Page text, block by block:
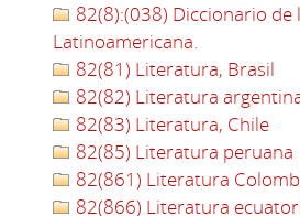
82(8):(038) Diccionario
Latinoamericana.
82(81) Literatura, Brasil
82(82) Literatura
82(83) Literatura, Chile
82(85) Literatura peruana
82(861) Literatura
82(866) Literatura